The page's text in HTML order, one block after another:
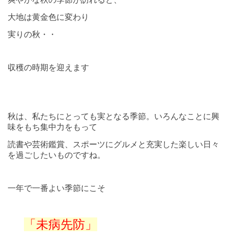
大地は黄金色に変わり
実りの秋・・
収穫の時期を迎えます
秋は、私たちにとっても実となる季節。 いろんなことに興
味をもち集中力をもって
読書や芸術鑑賞、スポーツにグルメと充実した楽しい日々
を過ごしたいものですね。
一年で一番よい季節にこそ
「未病先防」